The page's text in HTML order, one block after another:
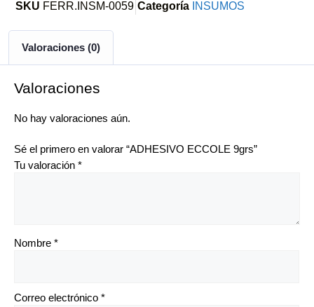
SKU FERR.INSM-0059 Categoría INSUMOS
Valoraciones (0)
Valoraciones
No hay valoraciones aún.
Sé el primero en valorar “ADHESIVO ECCOLE 9grs”
Tu valoración *
Nombre *
Correo electrónico *